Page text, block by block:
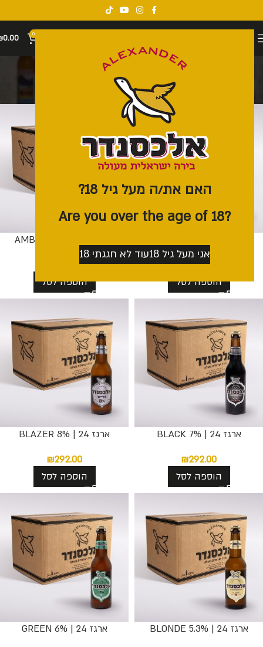
האם את/ה מעל גיל 18?
?Are you over the age of 18
אני מעל גיל 18 עוד לא חגגתי 18
0
0.00
קטגוריות
₪292.00
הוספה לסל
292.00
הוספה לסל
ארגז 24 | BLACK 7%
₪292.00
הוספה לסל
ארגז 24 | BLAZER 8%
₪292.00
הוספה לסל
ארגז 24 | BLONDE 5.3%
ארגז 24 | GREEN 6%